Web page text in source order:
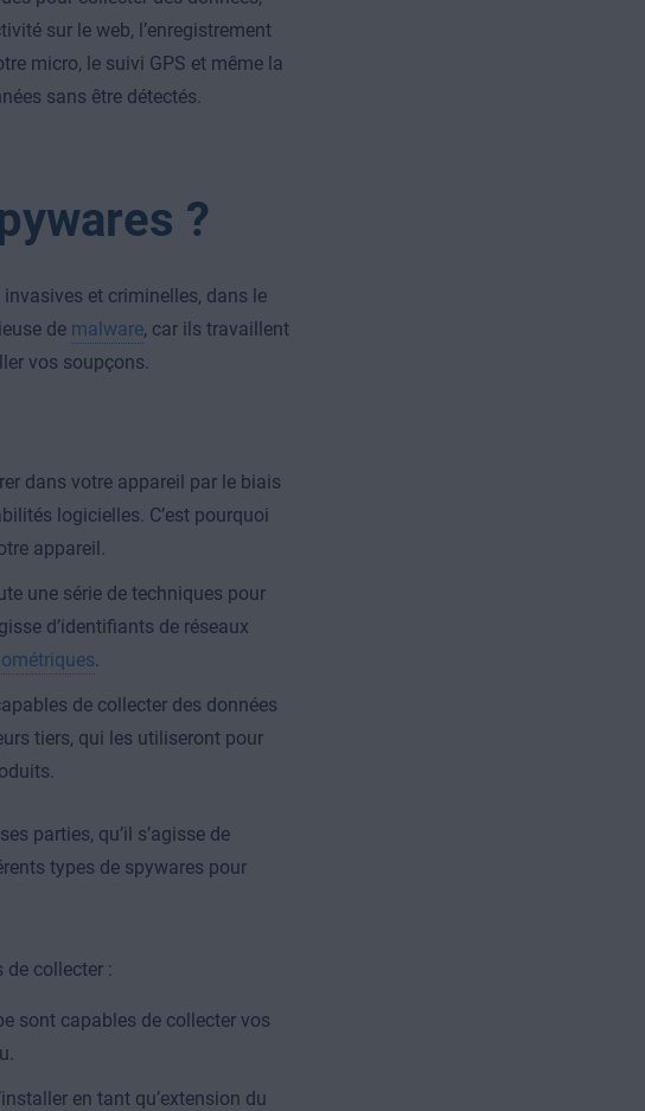
sur le web, l’enregistrement
micro, le suivi GPS et même la
sans être détectés.
?
et criminelles, dans le
de malware, car ils travaillent
vos soupçons.
dans votre appareil par le biais
logicielles. C’est pourquoi
appareil.
une série de techniques pour
d’identifiants de réseaux
.
de collecter des données
tiers, qui les utiliseront pour
parties, qu’il s’agisse de
types de spywares pour
de collecter :
sont capables de collecter vos
en tant qu’extension du